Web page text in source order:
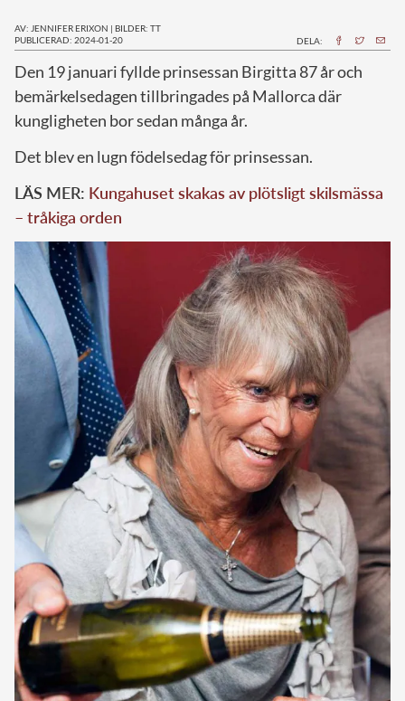
AV: JENNIFER ERIXON | BILDER: TT
PUBLICERAD: 2024-01-20
DELA:
Den 19 januari fyllde prinsessan Birgitta 87 år och
bemärkelsedagen tillbringades på Mallorca där
kungligheten bor sedan många år.
Det blev en lugn födelsedag för prinsessan.
LÄS MER: Kungahuset skakas av plötsligt skilsmässa
– tråkiga orden